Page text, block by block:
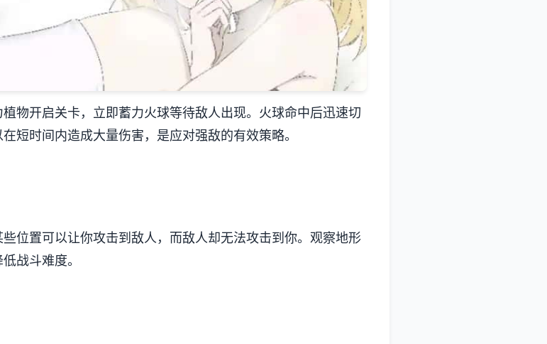
物开启关卡，立即蓄力火球等待敌人出现。火球命中后迅速切
短时间内造成大量伤害，是应对强敌的有效策略。
位置可以让你攻击到敌人，而敌人却无法攻击到你。观察地形
战斗难度。